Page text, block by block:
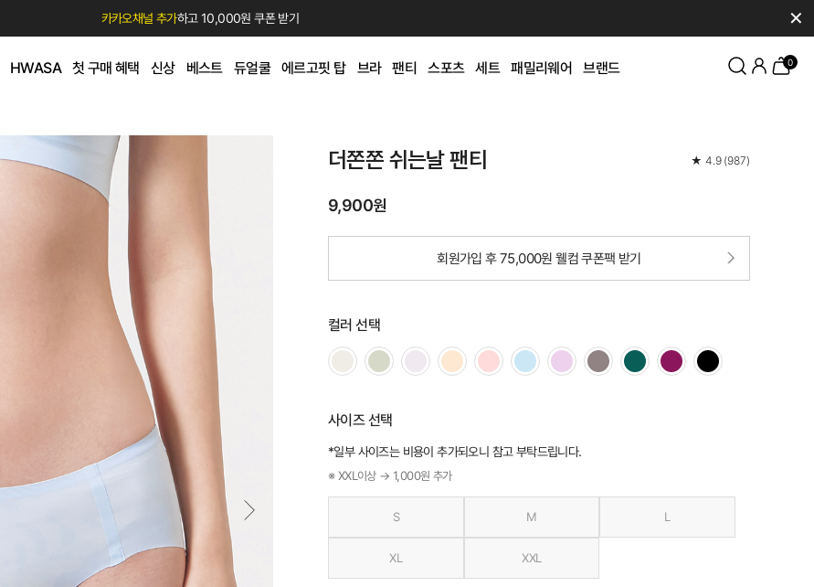
카카오채널 추가하고 10,000원 쿠폰 받기 ✕
HWASA 첫 구매 혜택 신상 베스트 듀얼쿨 에르고핏 탑 브라 팬티 스포츠 세트 패밀리웨어 브랜드 0
더쫀쫀 쉬는날 팬티 ★ 4.9 (987)
9,900원
회원가입 후 75,000원 웰컴 쿠폰팩 받기
컬러 선택
사이즈 선택
*일부 사이즈는 비용이 추가되오니 참고 부탁드립니다.
※ XXL이상 → 1,000원 추가
S M L
XL XXL